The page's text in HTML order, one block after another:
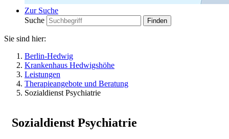
Zur Suche
Suche
Sie sind hier:
Berlin-Hedwig
Krankenhaus Hedwigshöhe
Leistungen
Therapieangebote und Beratung
Sozialdienst Psychiatrie
Sozialdienst Psychiatrie